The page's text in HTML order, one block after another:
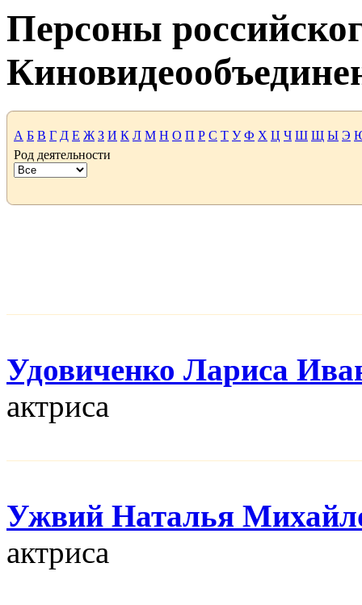
Персоны
А Б В Г Д Е Ж З И К Л М Н О П Р С Т У Ф Х Ц Ч Ш Щ Ы Э
Род деятельности
Удовиченко Лариса
актриса
Ужвий Наталья
актриса